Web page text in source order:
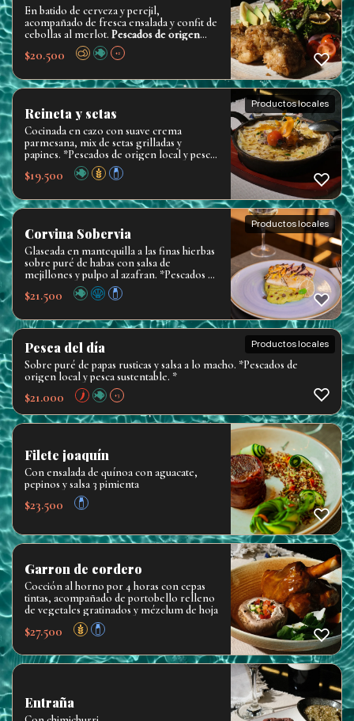
En batido de cerveza y perejil,
acompañado de fresca ensalada y confit de
cebollas al merlot. Pescados de origen
local y pesca sustentable
$20.500 +2
Reineta y setas
Cocinada en cazo con suave crema
parmesana, mix de setas grilladas y
papines. *Pescados de origen local y pesca
sustentable. *
$19.500
Productos locales
Corvina Sobervia
Glaseada en mantequilla a las finas hierbas
sobre puré de habas con salsa de
mejillones y pulpo al azafran. *Pescados de
origen local y pesca sustentable. *
$21.500
Productos locales
Pesca del día
Sobre puré de papas rusticas y salsa a lo macho. *Pescados de
origen local y pesca sustentable. *
$21.000 +3
Productos locales
Filete joaquín
Con ensalada de quínoa con aguacate,
pepinos y salsa 3 pimienta
$23.500
Garron de cordero
Cocción al horno por 4 horas con cepas
tintas, acompañado de portobello relleno
de vegetales gratinados y mézclum de hoja
$27.500
Entraña